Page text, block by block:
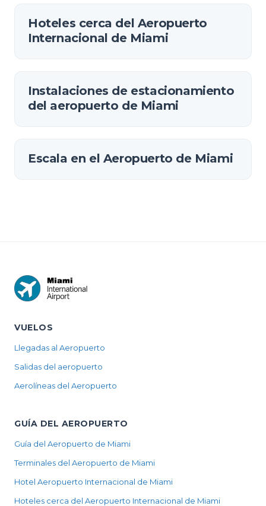
Hoteles cerca del Aeropuerto
Internacional de Miami
Instalaciones de estacionamiento
del aeropuerto de Miami
Escala en el Aeropuerto de Miami
VUELOS
Llegadas al Aeropuerto
Salidas del aeropuerto
Aerolíneas del Aeropuerto
GUÍA DEL AEROPUERTO
Guía del Aeropuerto de Miami
Terminales del Aeropuerto de Miami
Hotel Aeropuerto Internacional de Miami
Hoteles cerca del Aeropuerto Internacional de Miami